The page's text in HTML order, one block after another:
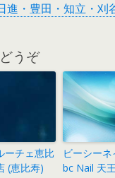
進・豊田・知立・刈
うぞ
ーチェ恵比
(恵比寿)
ビーシー
bc Nail 天